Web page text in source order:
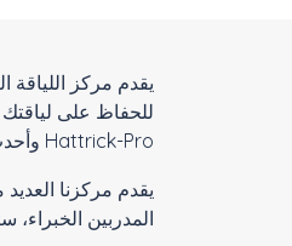
للحفاظ على لياقتك
Hattrick-Pro وأحدث المعدات، بتقديم تجربة رياضية كاملة من خلال برامج مصممة خصيصًا بإشراف المدربين الشخصيين.
يقدم مركزنا
المدربين